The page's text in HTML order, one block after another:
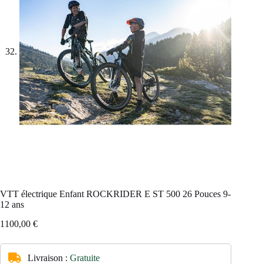
VTT électrique Enfant ROCKRIDER E ST 500 26 Pouces 9-
12 ans
1100,00 €
Livraison : Gratuite